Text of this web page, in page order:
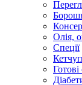
Олія,
Спеції